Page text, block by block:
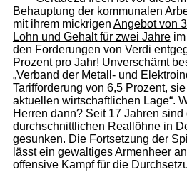
Behauptung der kommunalen
mit ihrem mickrigen Angebot von
Lohn und Gehalt für zwei Jahreim
den Forderungen von Verdi
Prozent pro Jahr! Unverschämt
„Verband der Metall- und
Tarifforderung von 6,5 Prozent,
aktuellen wirtschaftlichen Lage“.
Herren dann? Seit 17 Jahren sind
durchschnittlichen Reallöhne in
gesunken. Die Fortsetzung der
lässt ein gewaltiges Armenheer
offensive Kampf für die